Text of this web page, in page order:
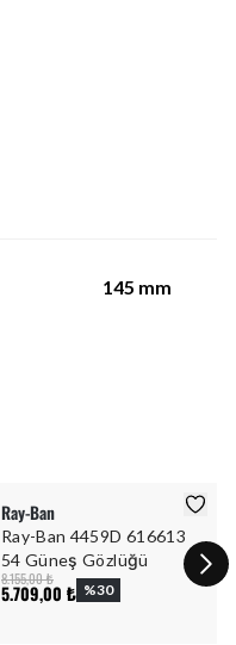
145 mm
Ray-Ban
Ray-Ban 4459D 616613
54 Güneş Gözlüğü
8.155,00 ₺
5.709,00 ₺ %30